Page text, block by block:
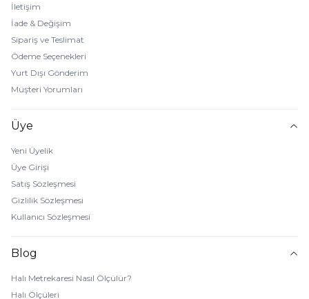
İletişim
İade & Değişim
Sipariş ve Teslimat
Ödeme Seçenekleri
Yurt Dışı Gönderim
Müşteri Yorumları
Üye
Yeni Üyelik
Üye Girişi
Satış Sözleşmesi
Gizlilik Sözleşmesi
Kullanıcı Sözleşmesi
Blog
Halı Metrekaresi Nasıl Ölçülür?
Halı Ölçüleri